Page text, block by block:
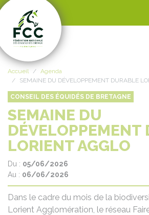
Accueil
Agenda
SEMAINE DU DÉVELOPPEMENT DURABLE
CONSEIL DES ÉQUIDÉS DE BRETAGNE
SEMAINE DU
DÉVELOPPEMENT
LORIENT AGGLO
Du : 05/06/2026
Au : 06/06/2026
Dans le cadre du mois de la
Lorient Agglomération, le réseau
Panneau de gestion des cookies